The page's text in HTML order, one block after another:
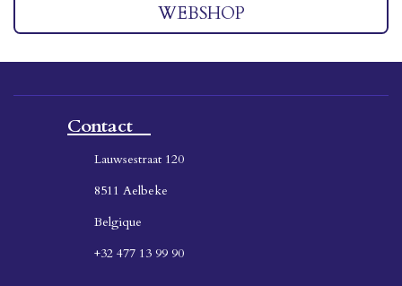
WEBSHOP
Contact
Lauwsestraat 120
8511 Aelbeke
Belgique
+32 477 13 99 90